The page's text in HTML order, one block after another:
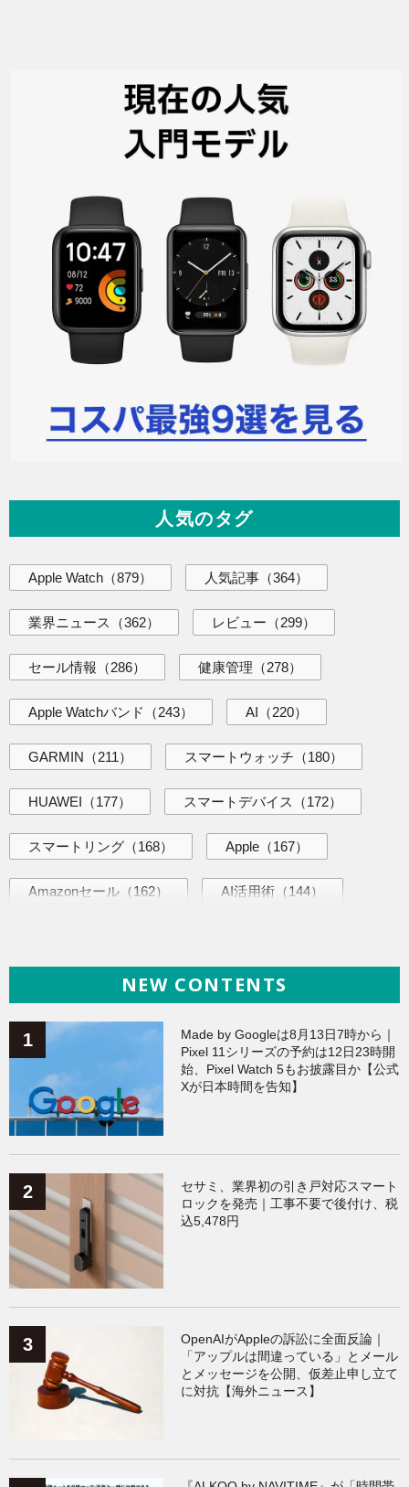
人気のタグ
Apple Watch （879） 人気記事 （364）
業界ニュース （362） レビュー （299）
セール情報 （286） 健康管理 （278）
Apple Watchバンド （243） AI （220）
GARMIN （211） スマートウォッチ （180）
HUAWEI （177） スマートデバイス （172）
スマートリング （168） Apple （167）
Amazonセール （162） AI活用術 （144）
ガジェット（134）
Galaxy（133） （131）
AppleWatchアクセサリー（123） Fitbit（121）
Xiaomi（118）
NEW CONTENTS
Made by Googleは8月13日7時から｜
Pixel 11シリーズの予約は12日23時開
始、Pixel Watch 5もお披露目か【公式
Xが日本時間を告知】
セサミ、業界初の引き戸対応スマート
ロックを発売｜工事不要で後付け、税
込5,478円
OpenAIがAppleの訴訟に全面反論｜
「アップルは間違っている」とメール
とメッセージを公開、仮差止申し立て
に対抗【海外ニュース】